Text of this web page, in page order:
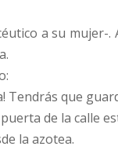
a su
Tendrás que
de la calle
la azotea.